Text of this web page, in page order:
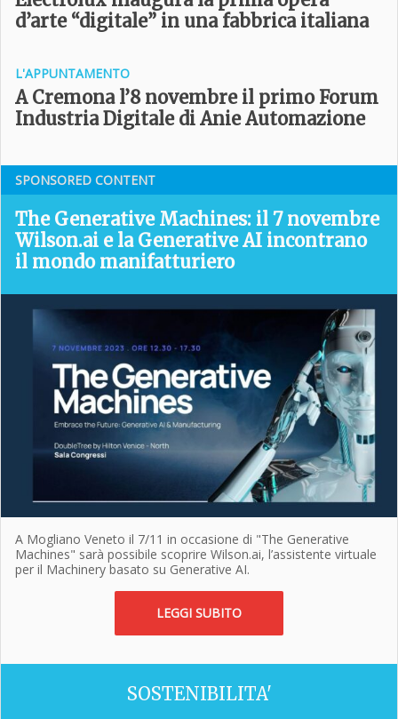
d’arte “digitale” in una fabbrica italiana
L'APPUNTAMENTO
A Cremona l’8 novembre il primo Forum
Industria Digitale di Anie Automazione
SPONSORED CONTENT
The Generative Machines: il 7 novembre
Wilson.ai e la Generative AI incontrano
il mondo manifatturiero
A Mogliano Veneto il 7/11 in occasione di "The Generative
Machines" sarà possibile scoprire Wilson.ai, l’assistente virtuale
per il Machinery basato su Generative AI.
LEGGI SUBITO
SOSTENIBILITA'